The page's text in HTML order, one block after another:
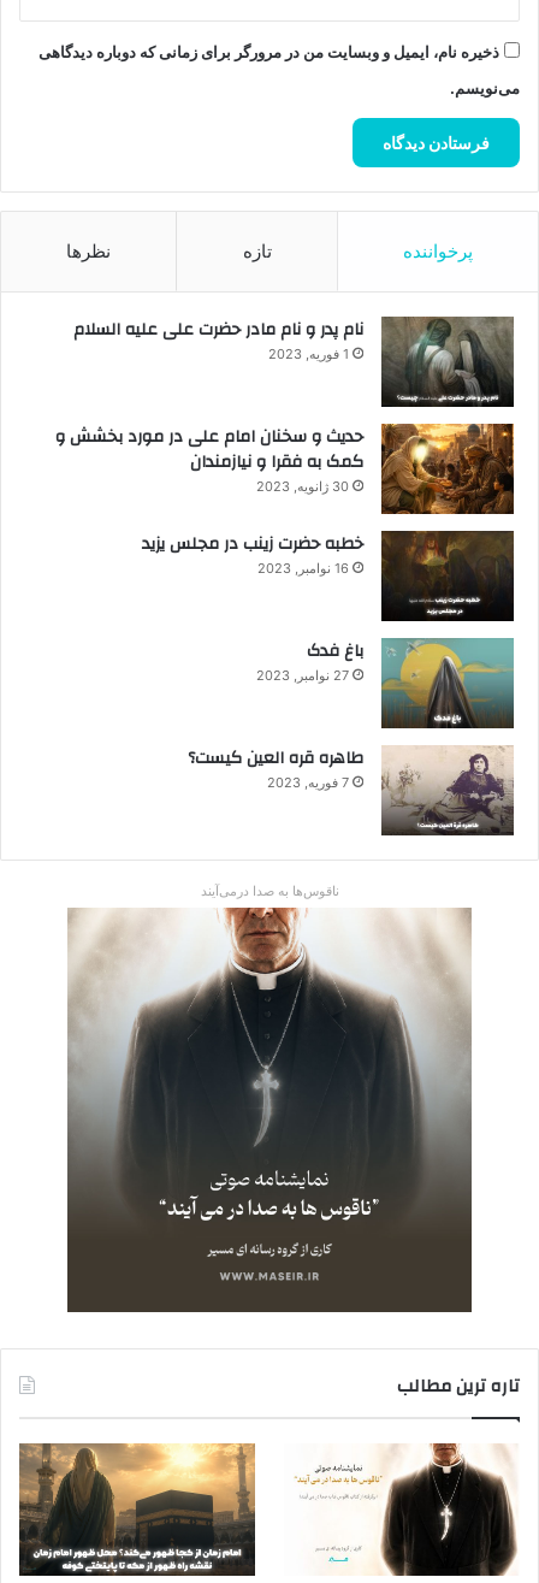
ذخیره نام، ایمیل و وبسایت من در مرورگر برای زمانی که دوباره دیدگاهی
می‌نویسم.
پرخواننده تازه نظرها
نام پدر و نام مادر حضرت علی علیه السلام
1 فوریه, 2023
حدیث و سخنان امام علی در مورد بخشش و
کمک به فقرا و نیازمندان
30 ژانویه, 2023
خطبه حضرت زینب در مجلس یزید
16 نوامبر, 2023
باغ فدک
27 نوامبر, 2023
طاهره قره العین کیست؟
7 فوریه, 2023
ناقوس‌ها به صدا در‌می‌آیند
تاره ترین مطالب